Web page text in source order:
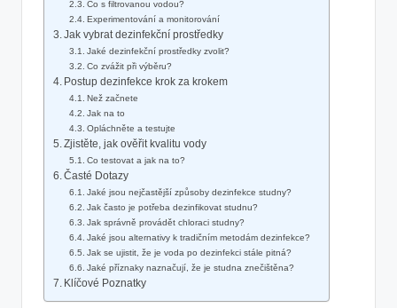
Co s filtrovanou vodou?
Experimentování a monitorování
Jak vybrat dezinfekční prostředky
Jaké dezinfekční prostředky zvolit?
Co zvážit při výběru?
Postup dezinfekce krok za krokem
Než začnete
Jak na to
Opláchněte a testujte
Zjistěte, jak ověřit kvalitu vody
Co testovat a jak na to?
Časté Dotazy
Jaké jsou nejčastější způsoby dezinfekce studny?
Jak často je potřeba dezinfikovat studnu?
Jak správně provádět chloraci studny?
Jaké jsou alternativy k tradičním metodám dezinfekce?
Jak se ujistit, že je voda po dezinfekci stále pitná?
Jaké příznaky naznačují, že je studna znečištěna?
Klíčové Poznatky